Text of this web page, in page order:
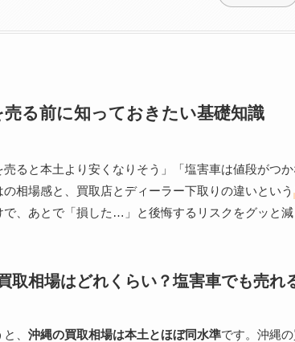
売る前に知っておきたい基礎知識
売ると本土より安くなりそう」「塩害車は値段がつ
相場感と、買取店とディーラー下取りの違いという
で、あとで「損した…」と後悔するリスクをグッと減
取相場はどれくらい？塩害車でも売れ
、 沖縄の買取相場は本土とほぼ同水準です。沖縄